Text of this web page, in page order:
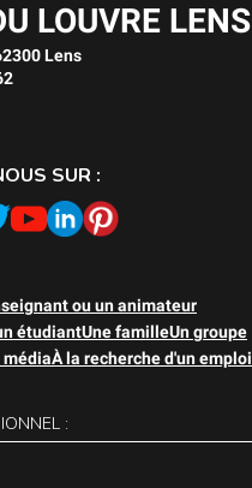
LOUVRE LENS
Lens
SUR :
ou un animateur
étudiantUne familleUn groupe
médiaÀ la recherche d'un emploi
: